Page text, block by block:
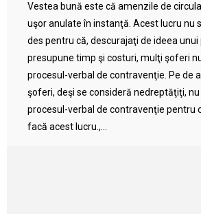
Vestea bună este că amenzile de
uşor anulate în instanţă. Acest lucru nu
des pentru că, descurajaţi de ideea unui
presupune timp şi costuri, mulţi şoferi
procesul-verbal de contravenţie. Pe de
şoferi, deşi se consideră nedreptăţiţi,
procesul-verbal de contravenţie pentru
facă acest lucru.,...